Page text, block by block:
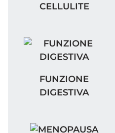
CELLULITE
CELLULITE
FUNZIONE
FUNZIONE
DIGESTIVA